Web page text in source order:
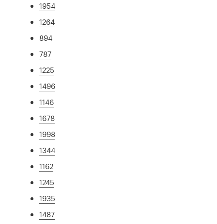
1954
1264
894
787
1225
1496
1146
1678
1998
1344
1162
1245
1935
1487